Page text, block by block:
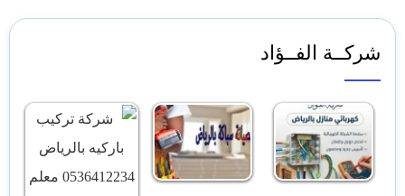
شركــة الفــؤاد